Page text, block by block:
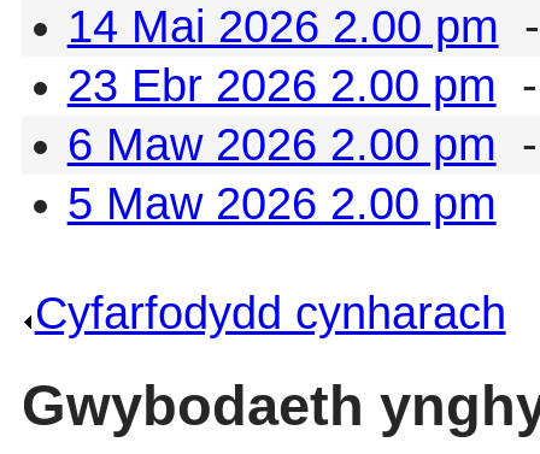
14 Mai 2026 2.00 pm
23 Ebr 2026 2.00 pm
6 Maw 2026 2.00 pm
5 Maw 2026 2.00 pm
Cyfarfodydd cynharach
Gwybodaeth